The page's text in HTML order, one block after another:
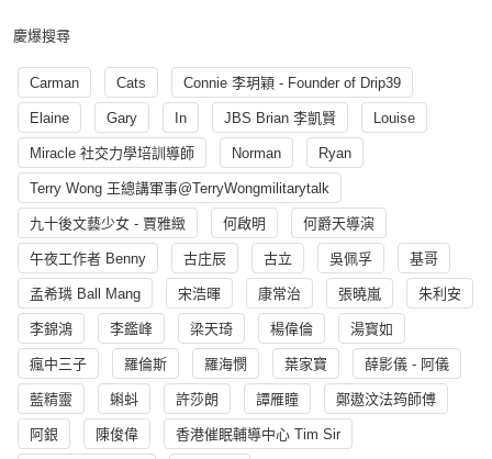
慶爆搜尋
Carman Cats Connie 李玥穎 - Founder of Drip39
Elaine Gary In JBS Brian 李凱賢 Louise
Miracle 社交力學培訓導師 Norman Ryan
Terry Wong 王總講軍事@TerryWongmilitarytalk
九十後文藝少女 - 賈雅緻 何啟明 何爵天導演
午夜工作者 Benny 古庄辰 古立 吳佩孚 基哥
孟希璘 Ball Mang 宋浩暉 康常治 張曉嵐 朱利安
李錦鴻 李鑑峰 梁天琦 楊偉倫 湯寳如
瘋中三子 羅倫斯 羅海憫 葉家寶 薛影儀 - 阿儀
藍精靈 蝌蚪 許莎朗 譚雁瞳 鄭遨汶法筠師傅
阿銀 陳俊偉 香港催眠輔導中心 Tim Sir